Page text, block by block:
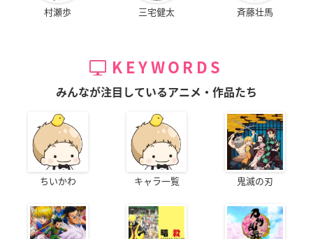
村瀬歩 三宅健太 斉藤壮馬
KEYWORDS
みんなが注目しているアニメ・作品たち
ちいかわ キャラ一覧 鬼滅の刃